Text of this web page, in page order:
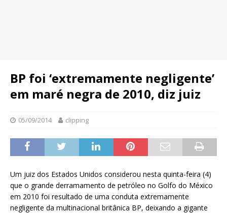
BP foi ‘extremamente negligente’
em maré negra de 2010, diz juiz
05/09/2014 clipping
Um juiz dos Estados Unidos considerou nesta quinta-feira (4)
que o grande derramamento de petróleo no Golfo do México
em 2010 foi resultado de uma conduta extremamente
negligente da multinacional britânica BP, deixando a gigante